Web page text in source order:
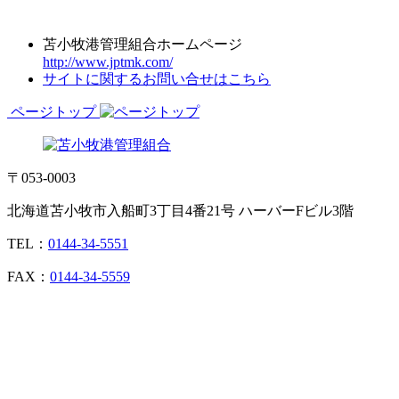
苫小牧港管理組合ホームページ
http://www.jptmk.com/
サイトに関するお問い合せはこちら
ページトップ
〒053-0003
北海道苫小牧市入船町3丁目4番21号 ハーバーFビル3階
TEL： 0144-34-5551
FAX： 0144-34-5559